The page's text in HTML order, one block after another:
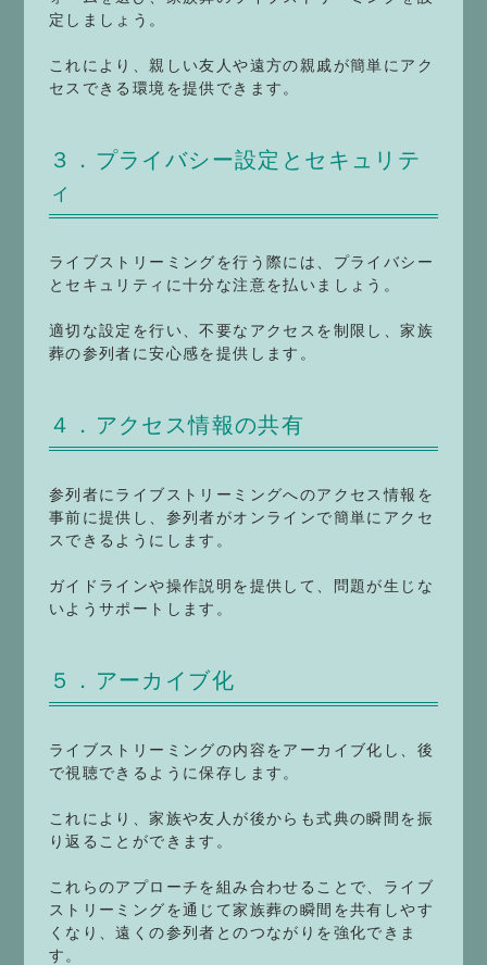
定しましょう。
これにより、親しい友人や遠方の親戚が簡単にアク
セスできる環境を提供できます。
３．プライバシー設定とセキュリテ
ィ
ライブストリーミングを行う際には、プライバシー
とセキュリティに十分な注意を払いましょう。
適切な設定を行い、不要なアクセスを制限し、家族
葬の参列者に安心感を提供します。
４．アクセス情報の共有
参列者にライブストリーミングへのアクセス情報を
事前に提供し、参列者がオンラインで簡単にアクセ
スできるようにします。
ガイドラインや操作説明を提供して、問題が生じな
いようサポートします。
５．アーカイブ化
ライブストリーミングの内容をアーカイブ化し、後
で視聴できるように保存します。
これにより、家族や友人が後からも式典の瞬間を振
り返ることができます。
これらのアプローチを組み合わせることで、ライブ
ストリーミングを通じて家族葬の瞬間を共有しやす
くなり、遠くの参列者とのつながりを強化できま
す。